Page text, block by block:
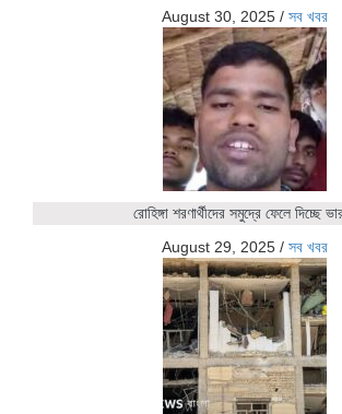
August 30, 2025 / সব খবর
রোহিঙ্গা শরণার্থীদের সমুদ্রে ফেলে দিচ্ছে
August 29, 2025 / সব খবর